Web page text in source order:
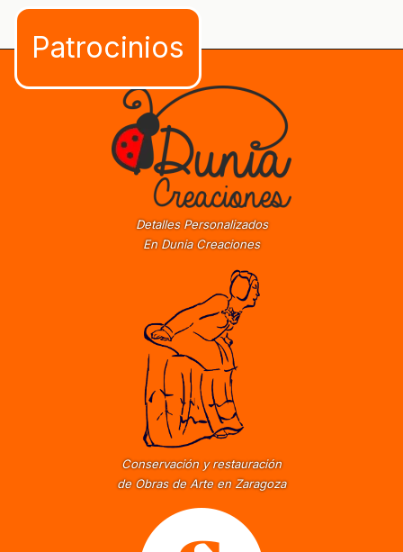
Detalles Personalizados
En Dunia Creaciones
Conservación y restauración
de Obras de Arte en Zaragoza